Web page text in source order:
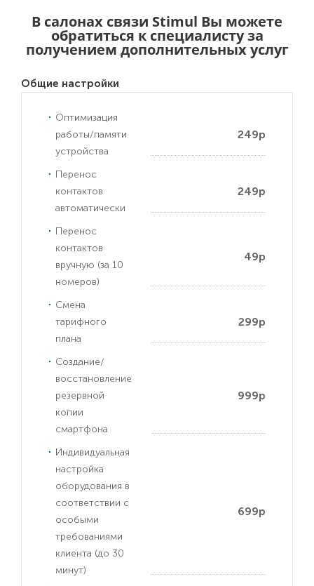
В салонах связи Stimul Вы можете
обратиться к специалисту за
получением дополнительных услуг
Общие настройки
Оптимизация
работы/памяти
устройства
249р
Перенос
контактов
автоматически
249р
Перенос
контактов
вручную (за 10
номеров)
49р
Смена
тарифного
плана
299р
Создание/
восстановление
резервной
копии
смартфона
999р
Индивидуальная
настройка
оборудования в
соответствии с
особыми
требованиями
клиента (до 30
минут)
699р